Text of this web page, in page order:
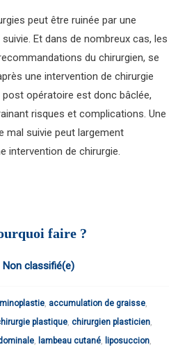
peut être ruinée par une
Et dans de nombreux cas, les
du chirurgien, se
une intervention de chirurgie
opératoire est donc bâclée,
risques et complications. Une
mal suivie peut largement
intervention de chirurgie.
faire ?
Non classifié(e)
, accumulation de graisse,
plastique,chirurgien plasticien,
, lambeau cutané, liposuccion,